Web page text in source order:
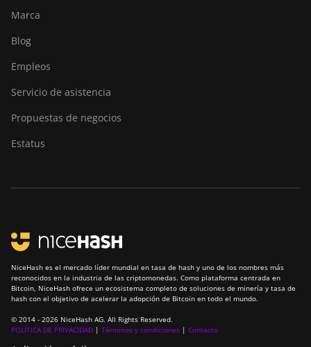
Marca
Blog
Empleos
Servicio de asistencia
Propuestas de negocios
Estatus
NiceHash es el mercado líder mundial en tasa de hash y uno de los nombres más
reconocidos en la industria de las criptomonedas. Como plataforma centrada en
Bitcoin, NiceHash ofrece un ecosistema completo de soluciones de minería y tasa de
hash con el objetivo de acelerar la adopción de Bitcoin en todo el mundo.
© 2014 - 2026 NiceHash AG. All Rights Reserved.
POLÍTICA DE PRIVACIDAD | Términos y condiciones | Contacto